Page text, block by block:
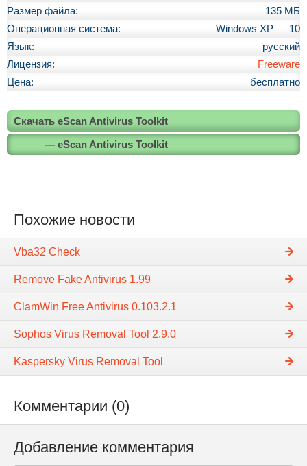
Размер файла:
135 МБ
Операционная система:
Windows XP — 10
Язык:
русский
Лицензия:
Freeware
Цена:
бесплатно
Скачать eScan Antivirus Toolkit
— eScan Antivirus Toolkit
Похожие новости
Vba32 Check
Remove Fake Antivirus 1.99
ClamWin Free Antivirus 0.103.2.1
Sophos Virus Removal Tool 2.9.0
Kaspersky Virus Removal Tool
Комментарии (0)
Добавление комментария